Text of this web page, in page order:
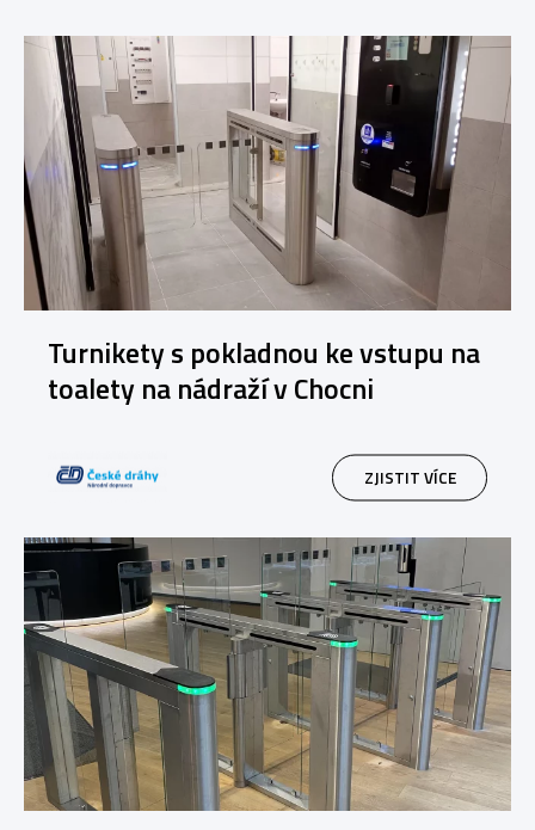
Turnikety s pokladnou ke vstupu na
toalety na nádraží v Chocni
ZJISTIT VÍCE